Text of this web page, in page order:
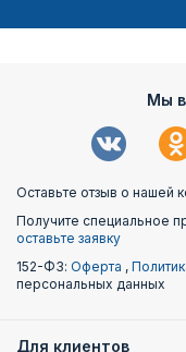
Мы в
Оставьте отзыв о нашей
Получите специальное
оставьте заявку
152-ФЗ: Оферта ,
персональных данных
Для клиентов